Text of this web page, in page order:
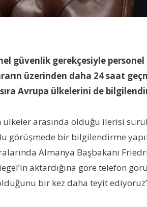
gerekçesiyle personel
üzerinden daha 24 saat
Avrupa ülkelerini de
arasında olduğu ilerisi
görüşmede bir bilgilendirme
Almanya Başbakanı
aktardığına göre telefon
bir kez daha teyit